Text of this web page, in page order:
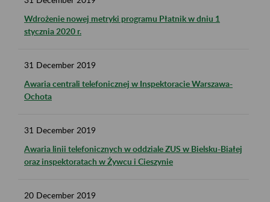
Wdrożenie nowej metryki programu Płatnik w dniu 1
stycznia 2020 r.
31 December 2019
Awaria centrali telefonicznej w Inspektoracie Warszawa-
Ochota
31 December 2019
Awaria linii telefonicznych w oddziale ZUS w Bielsku-Białej
oraz inspektoratach w Żywcu i Cieszynie
20 December 2019